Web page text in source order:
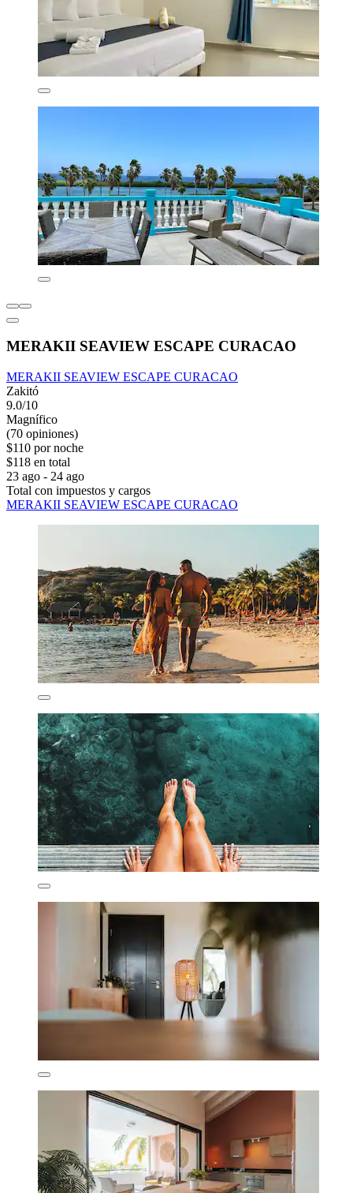
MERAKII SEAVIEW ESCAPE CURACAO
MERAKII SEAVIEW ESCAPE CURACAO
Zakitó
9.0/10
Magnífico
(70 opiniones)
$110 por noche
$118 en total
23 ago - 24 ago
Total con impuestos y cargos
MERAKII SEAVIEW ESCAPE CURACAO